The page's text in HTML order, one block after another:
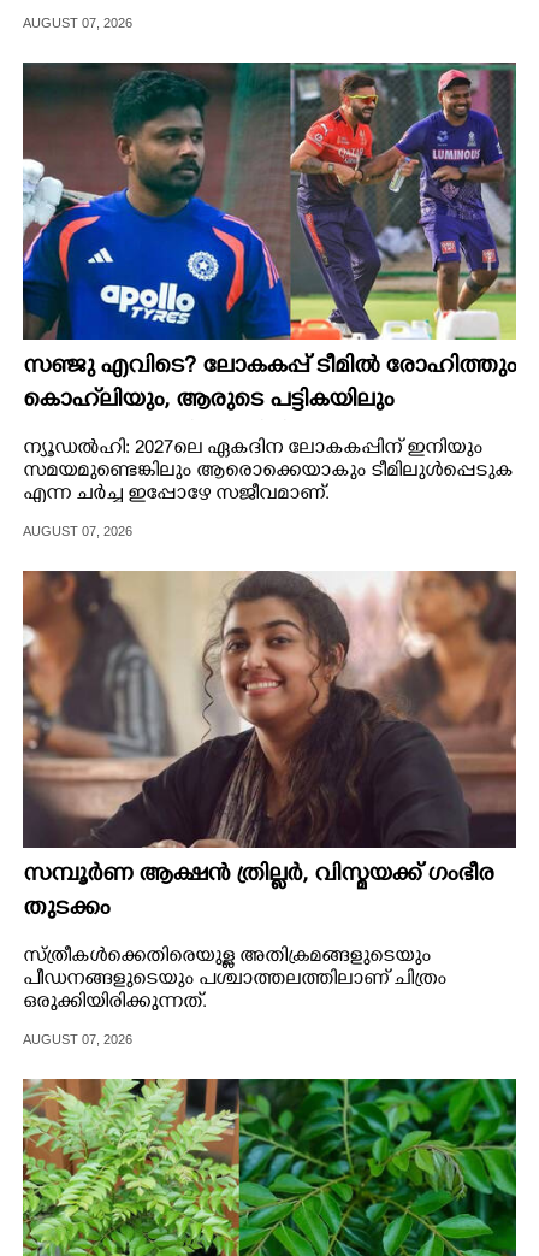
AUGUST 07, 2026
സഞ്ജു എവിടെ? ലോകകപ്പ് ടീമിൽ രോഹിത്തും
കൊഹ്‌ലിയും, ആരുടെ പട്ടികയിലും
ഉൾപ്പെടാതെ വിജയശില്പി
ന്യൂഡൽഹി: 2027ലെ ഏകദിന ലോകകപ്പിന് ഇനിയും
സമയമുണ്ടെങ്കിലും ആരൊക്കെയാകും ടീമിലുൾപ്പെടുക
എന്ന ചർച്ച ഇപ്പോഴേ സജീവമാണ്.
AUGUST 07, 2026
സമ്പൂർണ ആക്ഷൻ ത്രില്ലർ,​ വിസ്മയക്ക് ഗംഭീര
തുടക്കം
സ്ത്രീകൾക്കെതിരെയുള്ള അതിക്രമങ്ങളുടെയും
പീഡനങ്ങളുടെയും പശ്ചാത്തലത്തിലാണ് ചിത്രം
ഒരുക്കിയിരിക്കുന്നത്.
AUGUST 07, 2026